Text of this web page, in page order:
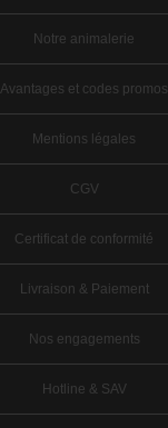
Notre animalerie
Avantages et codes promos
Mentions légales
CGV
Certificat de conformité
Livraison & Paiement
Nos engagements
Hotline & SAV